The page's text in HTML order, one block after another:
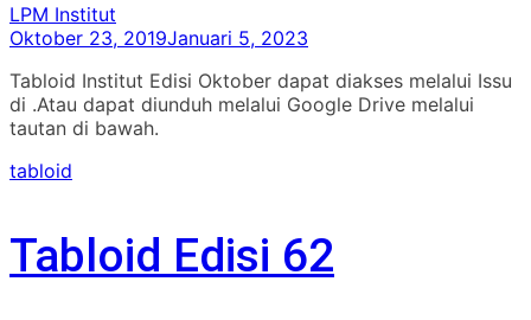
LPM Institut
Oktober 23, 2019Januari 5, 2023
Tabloid Institut Edisi Oktober dapat diakses melalui Issu
di .Atau dapat diunduh melalui Google Drive melalui
tautan di bawah.
tabloid
Tabloid Edisi 62